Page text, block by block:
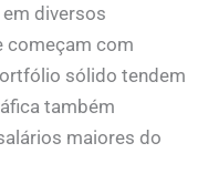
diversos
começam com
sólido tendem
também
maiores do